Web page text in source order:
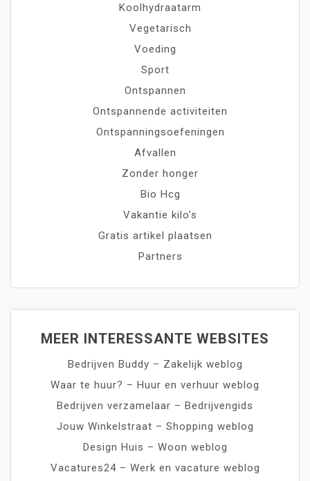
Koolhydraatarm
Vegetarisch
Voeding
Sport
Ontspannen
Ontspannende activiteiten
Ontspanningsoefeningen
Afvallen
Zonder honger
Bio Hcg
Vakantie kilo’s
Gratis artikel plaatsen
Partners
MEER INTERESSANTE WEBSITES
Bedrijven Buddy – Zakelijk weblog
Waar te huur? – Huur en verhuur weblog
Bedrijven verzamelaar – Bedrijvengids
Jouw Winkelstraat – Shopping weblog
Design Huis – Woon weblog
Vacatures24 – Werk en vacature weblog